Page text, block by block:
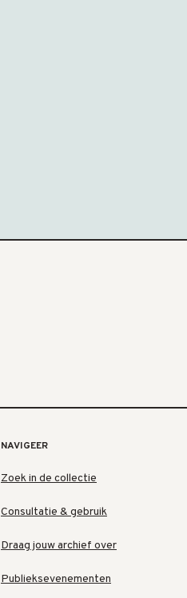
NAVIGEER
Zoek in de collectie
Consultatie & gebruik
Draag jouw archief over
Publieksevenementen